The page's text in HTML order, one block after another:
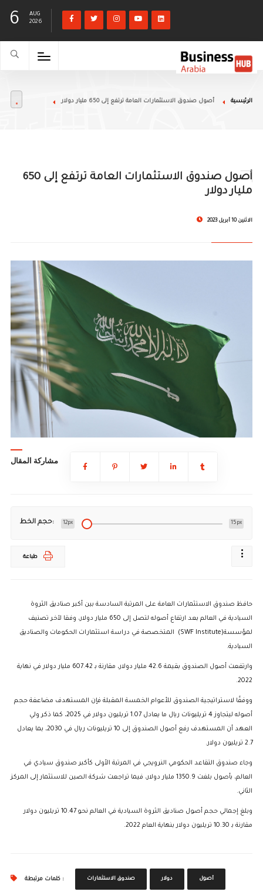
6
AUG
2026
الرئيسية أصول صندوق الاستثمارات العامة ترتفع إلى 650 مليار دولار
أصول صندوق الاستثمارات العامة ترتفع إلى 650
مليار دولار
الاثنين 10 أبريل 2023
مشاركة المقال
حجم الخط: 12px 15px
طباعة
حافظ صندوق الاستثمارات العامة على المرتبة السادسة بين أكبر صناديق الثروة
السيادية في العالم بعد ارتفاع أصوله لتصل إلى 650 مليار دولار، وفقا لآخر تصنيف
لمؤسسة(SWF Institute) المتخصصة في دراسة استثمارات الحكومات والصناديق
السيادية.
وارتفعت أصول الصندوق بقيمة 42.6 مليار دولار، مقارنة بـ 607.42 مليار دولار في نهاية
2022.
ووفقًا لاستراتيجية الصندوق للأعوام الخمسة المقبلة فإن المستهدف مضاعفة حجم
أصوله ليتجاوز 4 تريليونات ريال ما يعادل 1.07 تريليون دولار في 2025، كما ذكر ولي
العهد أن المستهدف رفع أصول الصندوق إلى 10 تريليونات ريال في 2030، بما يعادل
2.7 تريليون دولار.
وجاء صندوق التقاعد الحكومي النرويجي في المرتبة الأولى كأكبر صندوق سيادي في
العالم، بأصول بلغت 1350.9 مليار دولار، فيما تراجعت شركة الصين للاستثمار إلى المركز
الثاني.
وبلغ إجمالي حجم أصول صناديق الثروة السيادية في العالم نحو 10.47 تريليون دولار
مقارنة بـ 10.30 تريليون دولار بنهاية العام 2022.
كلمات مرتبطة : صندوق الاستثمارات دولار أصول